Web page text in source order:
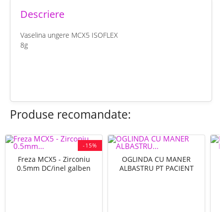
Descriere
Vaselina ungere MCX5 ISOFLEX
8g
Produse recomandate:
-15%
Freza MCX5 - Zirconiu
0.5mm DC/inel galben
OGLINDA CU MANER
ALBASTRU PT PACIENT